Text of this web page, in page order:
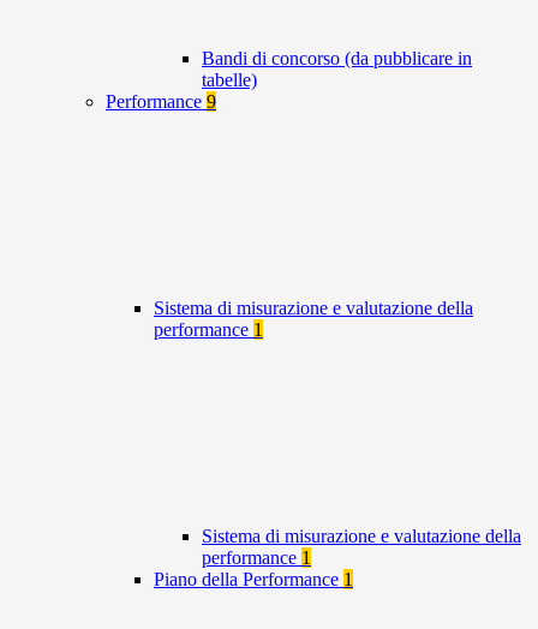
Bandi di concorso (da pubblicare in
tabelle)
Performance 9
Sistema di misurazione e valutazione della
performance 1
Sistema di misurazione e valutazione della
performance 1
Piano della Performance 1